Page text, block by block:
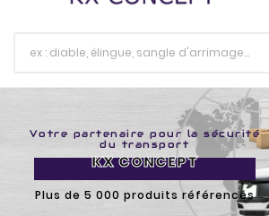
Equipez-vous
Equipements de
manutention
Bennes, diables, nacelles...